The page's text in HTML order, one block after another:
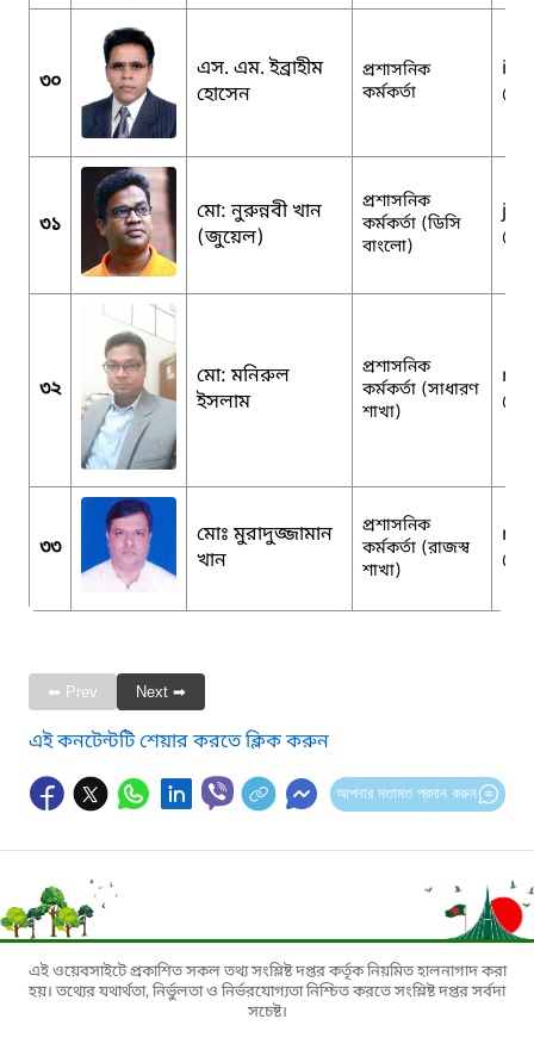
৩০
এস. এম. ইব্রাহীম
হোসেন
প্রশাসনিক
কর্মকর্তা
৩১
মো: নুরুন্নবী খান
(জুয়েল)
প্রশাসনিক
কর্মকর্তা (ডিসি
বাংলো)
৩২
মো: মনিরুল
ইসলাম
প্রশাসনিক
কর্মকর্তা (সাধারণ
শাখা)
৩৩
মোঃ মুরাদুজ্জামান
খান
প্রশাসনিক
কর্মকর্তা (রাজস্ব
শাখা)
⬅ Prev Next ➡
এই কনটেন্টটি শেয়ার করতে ক্লিক করুন
আপনার মতামত প্রদান করুন
এই ওয়েবসাইটে প্রকাশিত সকল তথ্য সংশ্লিষ্ট দপ্তর কর্তৃক নিয়মিত হালনাগাদ করা
হয়। তথ্যের যথার্থতা, নির্ভুলতা ও নির্ভরযোগ্যতা নিশ্চিত করতে সংশ্লিষ্ট দপ্তর সর্বদা
সচেষ্ট।